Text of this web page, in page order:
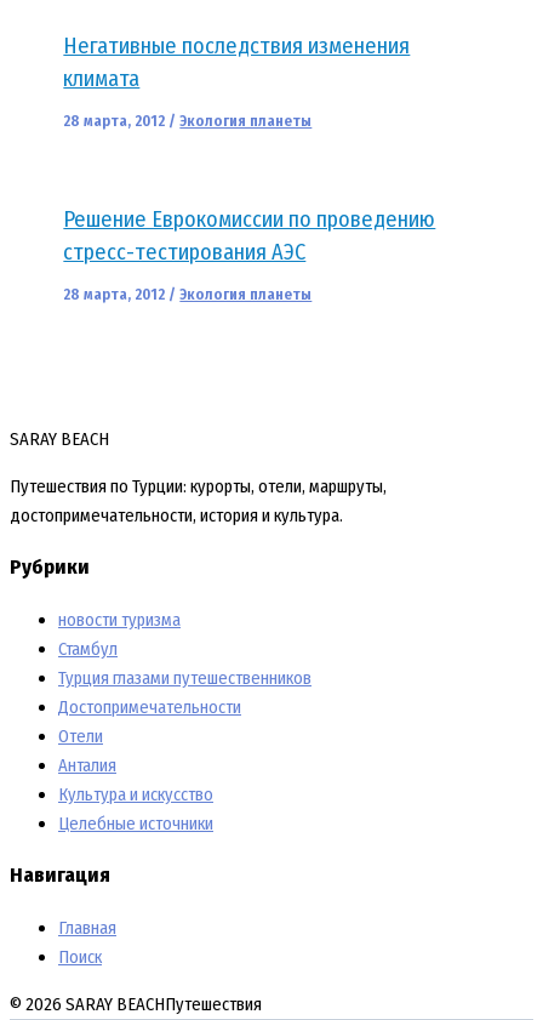
Негативные последствия изменения
климата
28 марта, 2012 /Экология планеты
Решение Еврокомиссии по проведению
стресс-тестирования АЭС
28 марта, 2012 /Экология планеты
SARAY BEACH
Путешествия по Турции: курорты, отели, маршруты,
достопримечательности, история и культура.
Рубрики
новости туризма
Стамбул
Турция глазами путешественников
Достопримечательности
Отели
Анталия
Культура и искусство
Целебные источники
Навигация
Главная
Поиск
© 2026 SARAY BEACHПутешествия